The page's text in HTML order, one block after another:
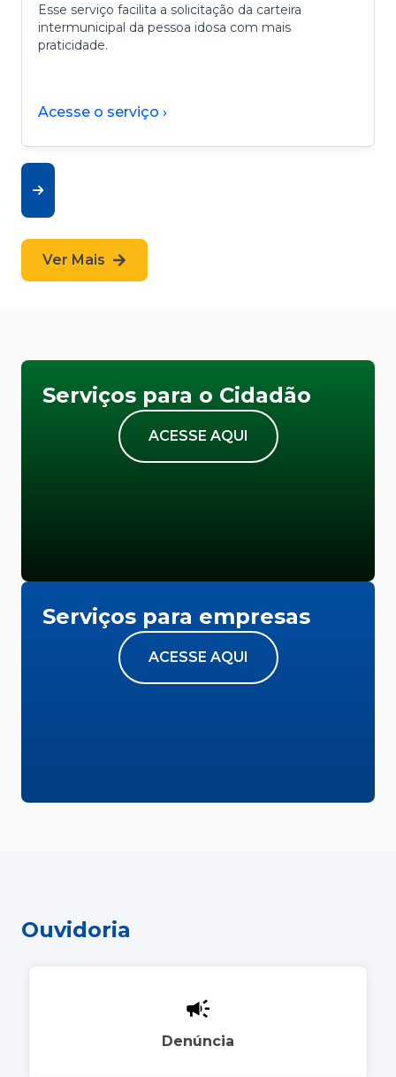
Esse serviço facilita a solicitação da carteira
intermunicipal da pessoa idosa com mais
praticidade.
Acesse o serviço ›
Ver Mais
Serviços para o Cidadão
ACESSE AQUI
Serviços para empresas
ACESSE AQUI
Ouvidoria
Denúncia